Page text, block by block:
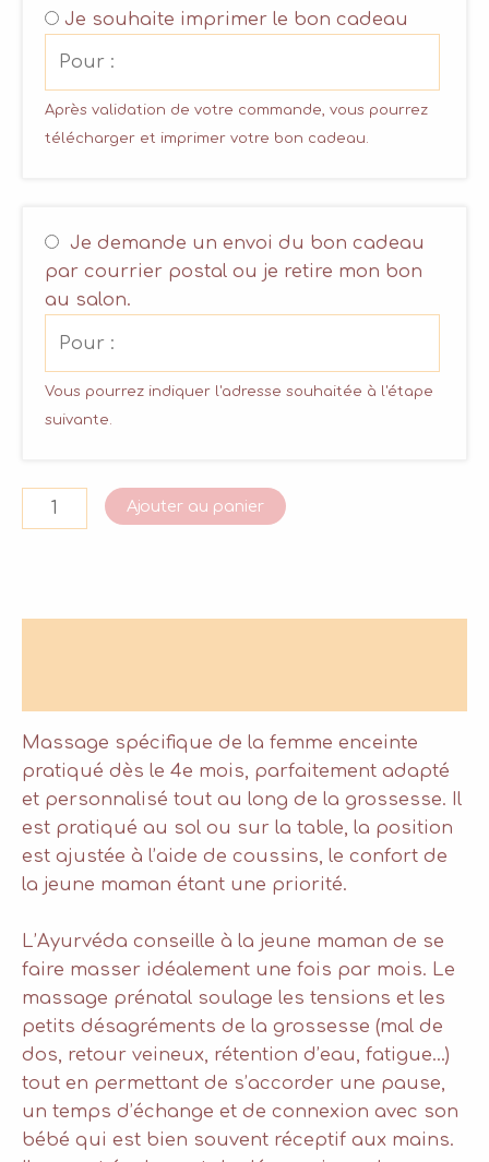
Je souhaite imprimer le bon cadeau
Après validation de votre commande, vous pourrez
télécharger et imprimer votre bon cadeau.
Je demande un envoi du bon cadeau
par courrier postal ou je retire mon bon
au salon.
Vous pourrez indiquer l'adresse souhaitée à l'étape
suivante.
quantité
de
Prénatal
Ajouter au panier
Massage spécifique de la femme enceinte
pratiqué dès le 4e mois, parfaitement adapté
et personnalisé tout au long de la grossesse. Il
est pratiqué au sol ou sur la table, la position
est ajustée à l’aide de coussins, le confort de
la jeune maman étant une priorité.
L’Ayurvéda conseille à la jeune maman de se
faire masser idéalement une fois par mois. Le
massage prénatal soulage les tensions et les
petits désagréments de la grossesse (mal de
dos, retour veineux, rétention d’eau, fatigue…)
tout en permettant de s’accorder une pause,
un temps d’échange et de connexion avec son
bébé qui est bien souvent réceptif aux mains.